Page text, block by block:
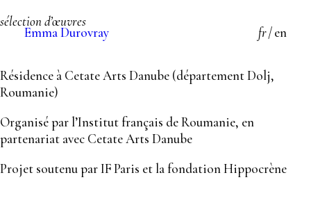
Emma Durovray fr/en
sélection d’œuvres
Résidence à Cetate Arts Danube (département Dolj,
Roumanie)
Organisé par l’Institut français de Roumanie, en
partenariat avec Cetate Arts Danube
Projet soutenu par IF Paris et la fondation Hippocrène